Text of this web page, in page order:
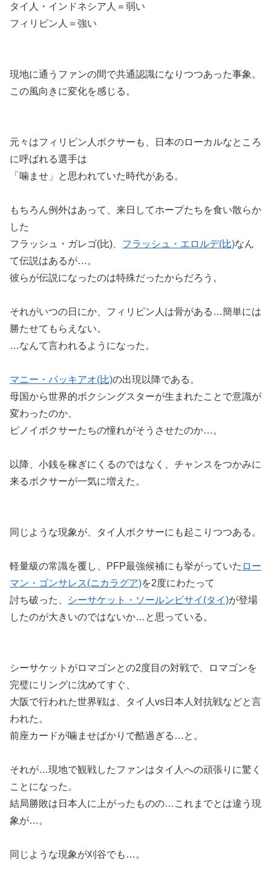
タイ人・インドネシア人＝弱い
フィリピン人＝強い
現地に通うファンの間で共通認識になりつつあった事象。
この風向きに変化を感じる。
元々はフィリピン人ボクサーも、日本のローカルなところ
に呼ばれる選手は
「噛ませ」と思われていた時代がある。
もちろん例外はあって、来日してホープたちを食い散らか
した
フラッシュ・ガレゴ(比)、 フラッシュ・エロルデ(比)なん
て伝説はあるが…。
彼らが伝説になったのは特殊だったからだろう。
それがいつの日にか、フィリピン人は骨がある…簡単には
勝たせてもらえない。
…なんて言われるようになった。
マニー・パッキアオ(比)の出現以降である。
母国から世界的ボクシングスターが生まれたことで意識が
変わったのか、
ピノイボクサーたちの憧れがそうさせたのか…。
以降、小銭を稼ぎにくるのではなく、チャンスをつかみに
来るボクサーが一気に増えた。
同じような現象が、タイ人ボクサーにも起こりつつある。
軽量級の常識を覆し、PFP最強候補にも挙がっていた ロー
マン・ゴンサレス(ニカラグア)を2度にわたって
討ち破った、
シーサケット・ソールンビサイ(タイ)が登場
したのが大きいのではないか…と思っている。
シーサケットがロマゴンとの2度目の対戦で、ロマゴンを
完璧にリングに沈めてすぐ、
大阪で行われた世界戦は、タイ人vs日本人対抗戦などと言
われた。
前座カードが噛ませばかりで酷過ぎる…と。
それが…現地で観戦したファンはタイ人への頑張りに驚く
ことになった。
結局勝敗は日本人に上がったものの…これまでとは違う現
象が…。
同じような現象が刈谷でも…。